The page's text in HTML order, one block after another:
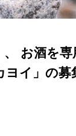
、 お酒を
ヨイ」の